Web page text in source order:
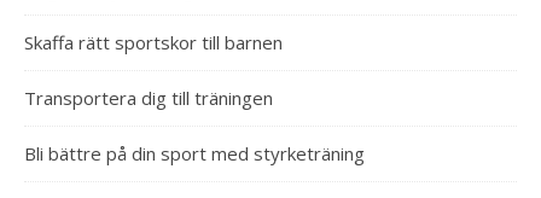
Skaffa rätt sportskor till barnen
Transportera dig till träningen
Bli bättre på din sport med styrketräning